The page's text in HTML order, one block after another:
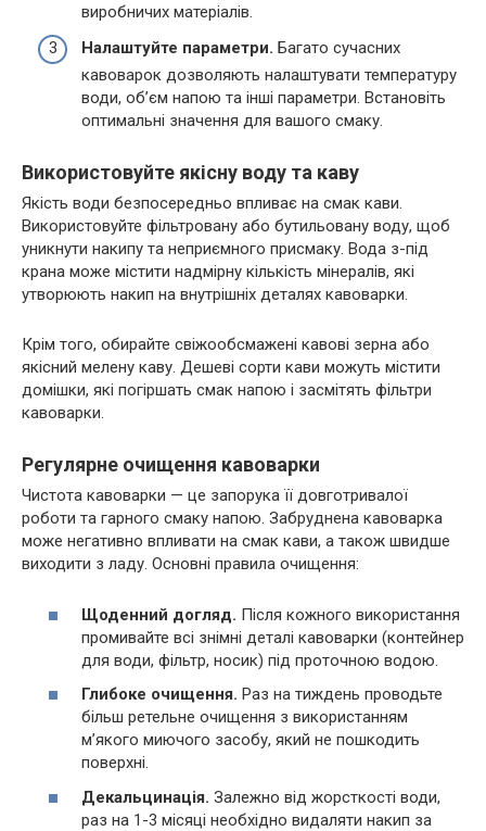
виробничих матеріалів.
Налаштуйте параметри. Багато сучасних
кавоварок дозволяють налаштувати температуру
води, об’єм напою та інші параметри. Встановіть
оптимальні значення для вашого смаку.
Використовуйте якісну воду та каву
Якість води безпосередньо впливає на смак кави.
Використовуйте фільтровану або бутильовану воду, щоб
уникнути накипу та неприємного присмаку. Вода з-під
крана може містити надмірну кількість мінералів, які
утворюють накип на внутрішніх деталях кавоварки.
Крім того, обирайте свіжообсмажені кавові зерна або
якісний мелену каву. Дешеві сорти кави можуть містити
домішки, які погіршать смак напою і засмітять фільтри
кавоварки.
Регулярне очищення кавоварки
Чистота кавоварки — це запорука її довготривалої
роботи та гарного смаку напою. Забруднена кавоварка
може негативно впливати на смак кави, а також швидше
виходити з ладу. Основні правила очищення:
Щоденний догляд. Після кожного використання
промивайте всі знімні деталі кавоварки (контейнер
для води, фільтр, носик) під проточною водою.
Глибоке очищення. Раз на тиждень проводьте
більш ретельне очищення з використанням
м’якого миючого засобу, який не пошкодить
поверхні.
Декальцинація. Залежно від жорсткості води,
раз на 1-3 місяці необхідно видаляти накип за